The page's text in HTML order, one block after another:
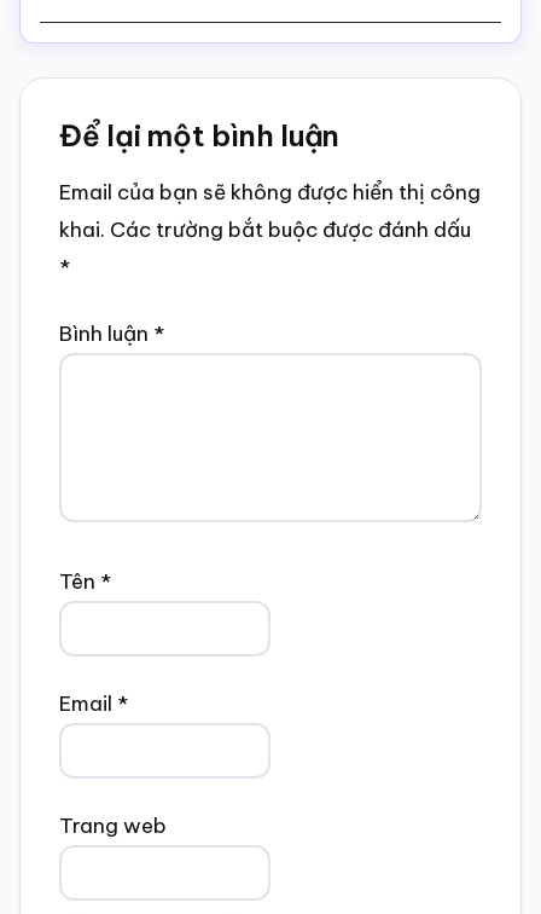
Reader
Interactions
Để lại một bình luận
Email của bạn sẽ không được hiển thị công
khai. Các trường bắt buộc được đánh dấu
*
Bình luận *
Tên *
Email *
Trang web